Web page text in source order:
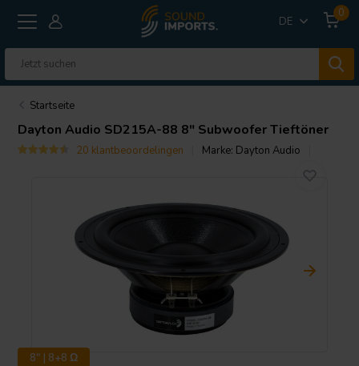
DE
0
Startseite
Dayton Audio SD215A-88 8" Subwoofer Tieftöner
20 klantbeoordelingen Marke: Dayton Audio
8" | 8+8 Ω